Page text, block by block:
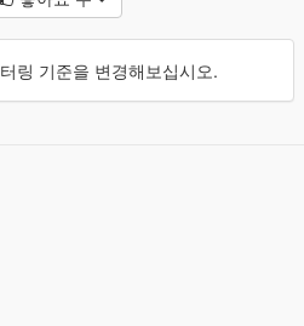
링 기준을 변경해보십시오.